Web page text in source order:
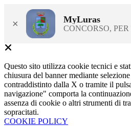
× MyLuras
CONCORSO,
Questo sito utilizza cookie tecnici e
chiusura del banner mediante
contraddistinto dalla X o tramite il
navigazione" comporta la
assenza di cookie o altri strumenti di
sopracitati.
COOKIE POLICY